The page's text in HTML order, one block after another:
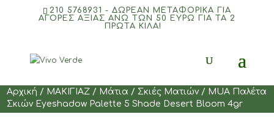
210 5768931 - ΔΩΡΕΑΝ ΜΕΤΑΦΟΡΙΚΆ ΓΙΑ
ΑΓΟΡΈΣ ΑΞΊΑΣ ΆΝΩ ΤΩΝ 50 ΕΥΡΏ ΓΙΑ ΤΑ 2
ΠΡΏΤΑ ΚΙΛΆ!
Αρχική / ΜΑΚΙΓΙΑΖ / Mάτια / Σκιές Ματιών/ MUA Παλέτα
Σκιών Eyeshadow Palette 5 Shade Desert Bloom 4gr